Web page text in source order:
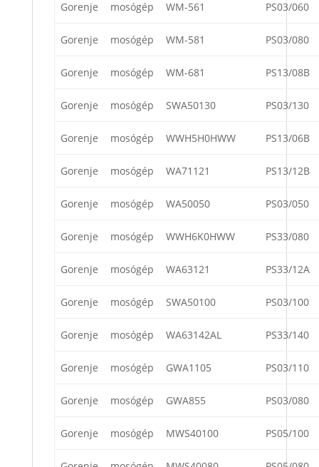
Gorenje mosógép WM-561 PS03/060
Gorenje mosógép WM-581 PS03/080
Gorenje mosógép WM-681 PS13/08B
Gorenje mosógép SWA50130 PS03/130
Gorenje mosógép WWH5H0HWW PS13/06B
Gorenje mosógép WA71121 PS13/12B
Gorenje mosógép WA50050 PS03/050
Gorenje mosógép WWH6K0HWW PS33/080
Gorenje mosógép WA63121 PS33/12A
Gorenje mosógép SWA50100 PS03/100
Gorenje mosógép WA63142AL PS33/140
Gorenje mosógép GWA1105 PS03/110
Gorenje mosógép GWA855 PS03/080
Gorenje mosógép MWS40100 PS05/100